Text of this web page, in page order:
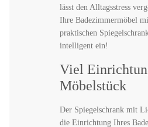
lässt den Alltagsstress
Ihre Badezimmermöbel
praktischen
intelligent ein!
Viel
Möbelstück
Der Spiegelschrank mit
die Einrichtung Ihres